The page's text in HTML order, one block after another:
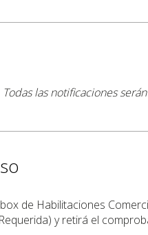
Todas las notificaciones
de Habilitaciones
y retirá el